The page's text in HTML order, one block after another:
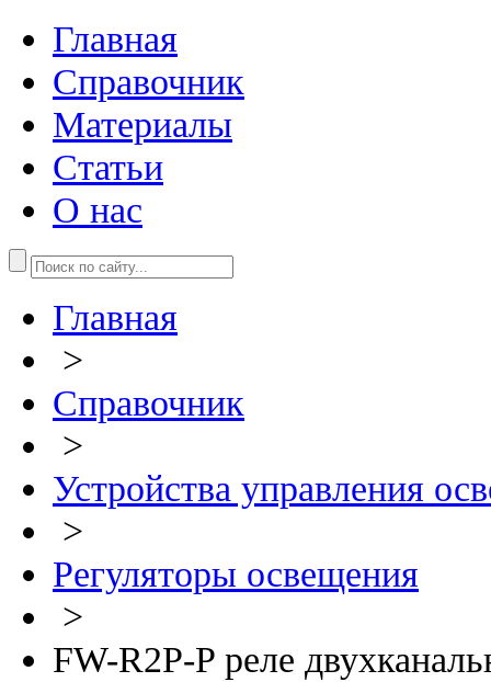
Главная
Справочник
Материалы
Статьи
О нас
Главная
>
Справочник
>
Устройства управления
>
Регуляторы освещения
>
FW-R2P-P реле